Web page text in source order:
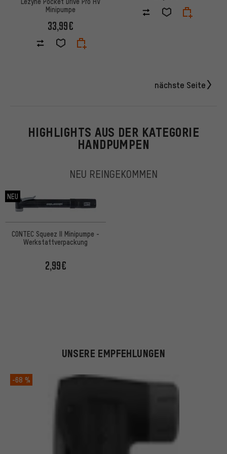
Minipumpe
33,99€
nächste Seite
HIGHLIGHTS AUS DER KATEGORIE
HANDPUMPEN
NEU REINGEKOMMEN
NEU
CONTEC Squeez II Minipumpe -
Werkstattverpackung
2,99€
UNSERE EMPFEHLUNGEN
-68 %